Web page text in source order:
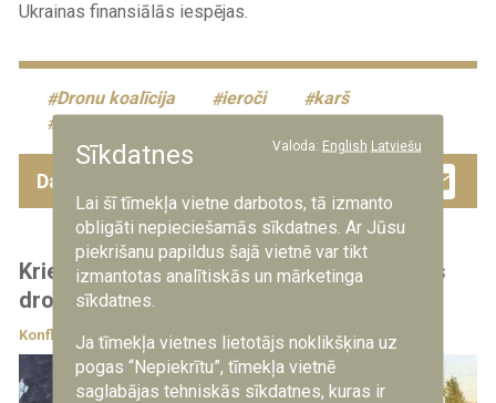
Ukrainas finansiālās iespējas.
Dronu koalīcija ieroči
karš
Dalies ar šo ziņu Facebook
Twitter
Krievijā automašīnas sprādzienā ievainots
dronu ražošanas uzņēmuma vadītājs
Konfliktu zonas 5.08.2026
Sīkdatnes Valoda: English Latviešu
Lai šī tīmekļa vietne darbotos, tā izmanto
obligāti nepieciešamās sīkdatnes. Ar Jūsu
piekrišanu papildus šajā vietnē var tikt
izmantotas analītiskās un mārketinga
sīkdatnes.
Ja tīmekļa vietnes lietotājs noklikšķina uz
pogas “Nepiekrītu”, tīmekļa vietnē
saglabājas tehniskās sīkdatnes, kuras ir